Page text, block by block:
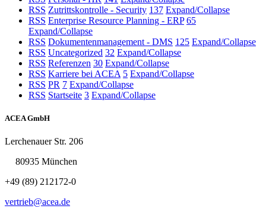
RSS Zutrittskontrolle - Security 137 Expand/Collapse
RSS Enterprise Resource Planning - ERP 65
Expand/Collapse
RSS Dokumentenmanagement - DMS 125 Expand/Collapse
RSS Uncategorized 32 Expand/Collapse
RSS Referenzen 30 Expand/Collapse
RSS Karriere bei ACEA 5 Expand/Collapse
RSS PR 7 Expand/Collapse
RSS Startseite 3 Expand/Collapse
ACEA GmbH
Lerchenauer Str. 206
80935 München
+49 (89) 212172-0
vertrieb@acea.de